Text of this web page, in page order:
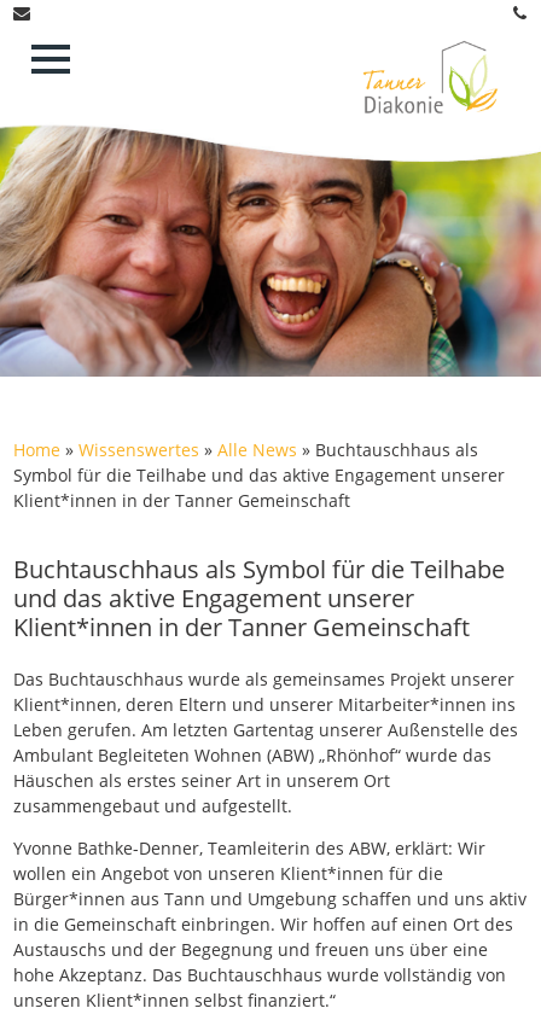
Home »Wissenswertes »Alle News » Buchtauschhaus als
Symbol für die Teilhabe und das aktive Engagement unserer
Klient*innen in der Tanner Gemeinschaft
Buchtauschhaus als Symbol für die Teilhabe
und das aktive Engagement unserer
Klient*innen in der Tanner Gemeinschaft
Das Buchtauschhaus wurde als gemeinsames Projekt unserer
Klient*innen, deren Eltern und unserer Mitarbeiter*innen ins
Leben gerufen. Am letzten Gartentag unserer Außenstelle des
Ambulant Begleiteten Wohnen (ABW) „Rhönhof“ wurde das
Häuschen als erstes seiner Art in unserem Ort
zusammengebaut und aufgestellt.
Yvonne Bathke-Denner, Teamleiterin des ABW, erklärt: Wir
wollen ein Angebot von unseren Klient*innen für die
Bürger*innen aus Tann und Umgebung schaffen und uns aktiv
in die Gemeinschaft einbringen. Wir hoffen auf einen Ort des
Austauschs und der Begegnung und freuen uns über eine
hohe Akzeptanz. Das Buchtauschhaus wurde vollständig von
unseren Klient*innen selbst finanziert.“